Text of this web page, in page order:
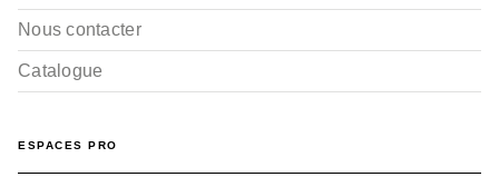
Nous contacter
Catalogue
ESPACES PRO